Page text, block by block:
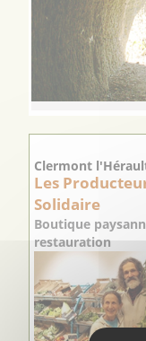
Clermont
Les
Solidaire
Boutique
restauration